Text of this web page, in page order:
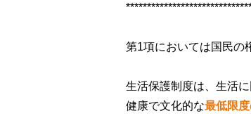
第1項においては国民の
生活保護制度は、生活
健康で文化的な最低限